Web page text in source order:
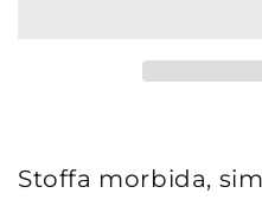
Stoffa morbida,